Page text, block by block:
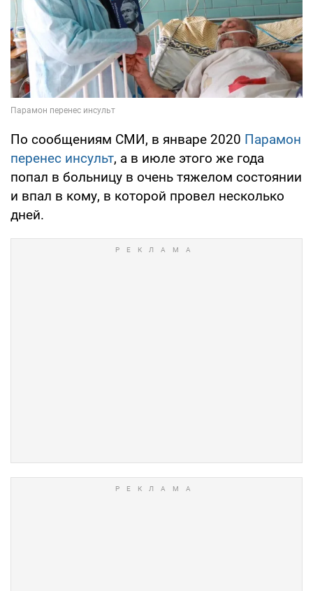
По сообщениям СМИ, в январе 2020 Парамон
перенес инсульт, а в июле этого же года
попал в больницу в очень тяжелом состоянии
и впал в кому, в которой провел несколько
дней.